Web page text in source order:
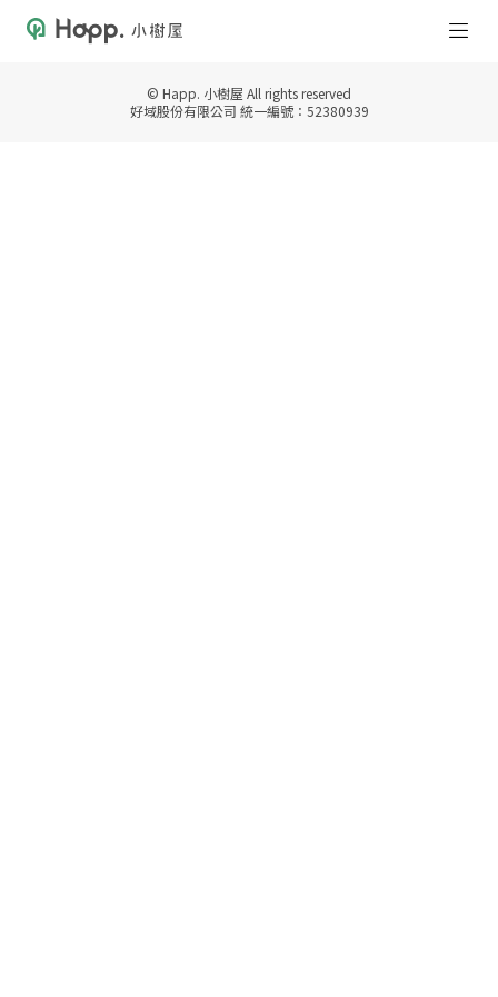
© Happ. 小樹屋 All rights reserved
好域股份有限公司 統一編號：52380939